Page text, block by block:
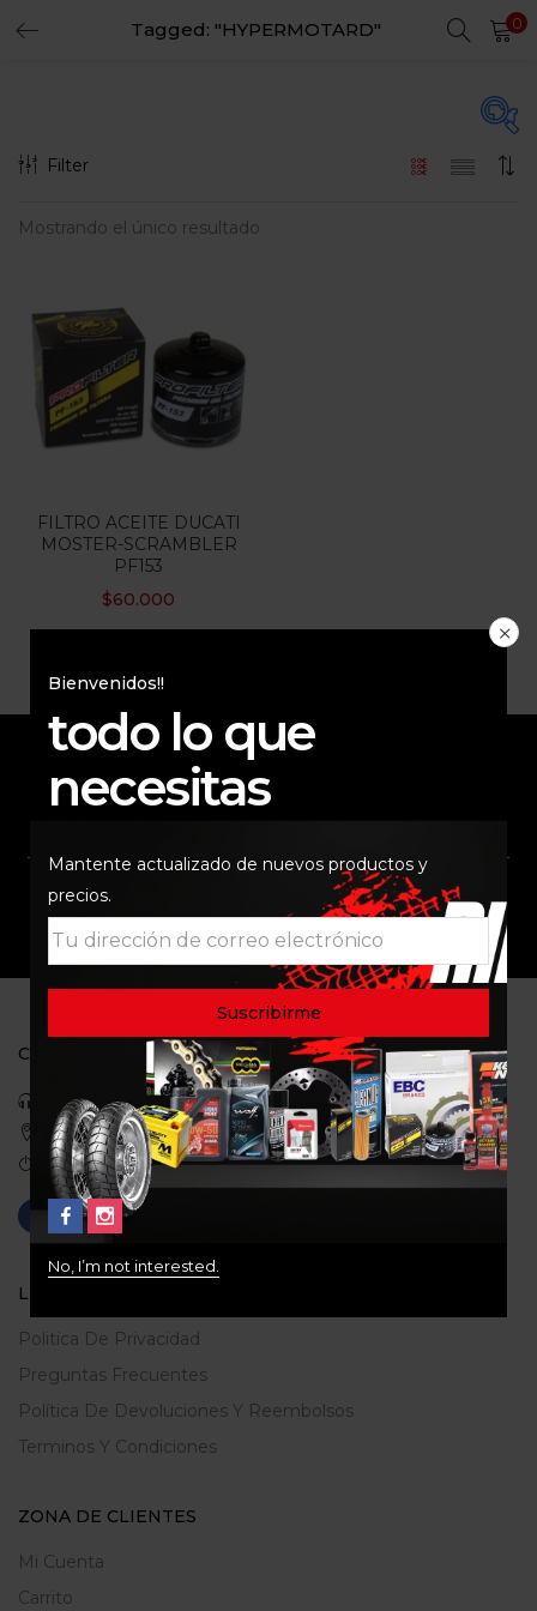
Tagged: "HYPERMOTARD" 0
En oferta
Filter
Mostrando el único resultado
FILTRO ACEITE DUCATI
MOSTER-SCRAMBLER
PF153
$60.000
Bienvenidos!!
todo lo que
necesitas
Mantente actualizado de nuevos productos y
precios.
No, I’m not interested.
ENVÍO RAPIDO Y
SOPORTE COMUNIDAD
CONTACTO
Celular: 3113422933
Medellin, Colombia
Correo: gerencia@ridershouse.co
LEGALES
Politica De Privacidad
Preguntas Frecuentes
Política De Devoluciones Y Reembolsos
Terminos Y Condiciones
ZONA DE CLIENTES
Mi Cuenta
Carrito
LOGIN REGISTER
Remember me
Lost password?